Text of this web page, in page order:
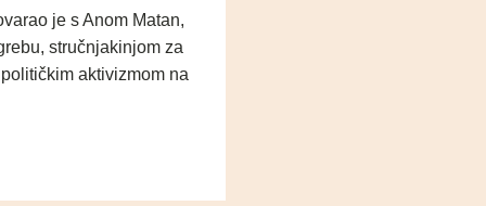
je s Anom Matan,
stručnjakinjom za
aktivizmom na